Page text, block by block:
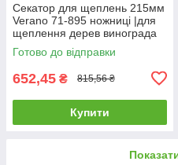
Секатор для щеплень 215мм
Verano 71-895 ножниці |для
щеплення дерев винограда
кущів гілок квітів
Готово до відправки
652,45 ₴ 815,56 ₴
Купити